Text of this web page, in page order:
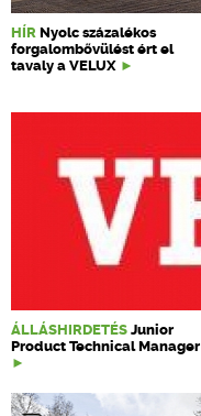
HÍR Nyolc százalékos
forgalombővülést ért el
tavaly a VELUX
ÁLLÁSHIRDETÉS Junior
Product Technical Manager